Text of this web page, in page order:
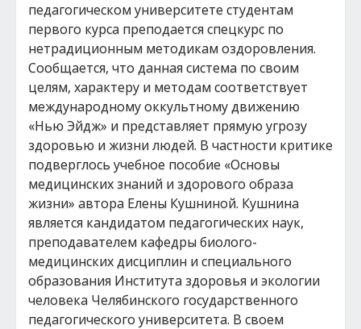
педагогическом университете студентам
первого курса преподается спецкурс по
нетрадиционным методикам оздоровления.
Сообщается, что данная система по своим
целям, характеру и методам соответствует
международному оккультному движению
«Нью Эйдж» и представляет прямую угрозу
здоровью и жизни людей. В частности критике
подверглось учебное пособие «Основы
медицинских знаний и здорового образа
жизни» автора Елены Кушниной. Кушнина
является кандидатом педагогических наук,
преподавателем кафедры биолого-
медицинских дисциплин и специального
образования Института здоровья и экологии
человека Челябинского государственного
педагогического университета. В своем